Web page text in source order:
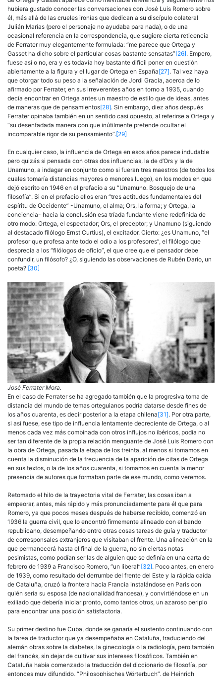
hubiera gustado conocer las conversaciones con José Luis Romero sobre
él, más allá de las crueles ironías que dedican a su discípulo colateral
Julián Marías (pero el personaje no ayudaba para nada), o de una
ocasional referencia en la correspondencia, que sugiere cierta reticencia
de Ferrater muy elegantemente formulada: “me parece que Ortega y
Gasset ha dicho sobre el particular cosas bastante sensatas”[26]. Empero,
fuese así o no, era y es todavía hoy bastante difícil poner en cuestión
abiertamente a la figura y el lugar de Ortega en España[27]. Tal vez haya
que otorgar todo su peso a la señalación de Jordi Gracia, acerca de lo
afirmado por Ferrater, en sus irreverentes años en torno a 1935, cuando
decía encontrar en Ortega antes un maestro de estilo que de ideas, antes
de maneras que de pensamientos[28]. Sin embargo, diez años después
Ferrater opinaba también en un sentido casi opuesto, al referirse a Ortega y
“su desenfadada manera con que inútilmente pretende ocultar el
incomparable rigor de su pensamiento”.[29]
En cualquier caso, la influencia de Ortega en esos años parece indudable
pero quizás si pensada con otras dos influencias, la de d’Ors y la de
Unamuno, a indagar en conjunto como si fueran tres maestros (de todos los
cuales tomaría distancias mayores o menores luego), en los modos en que
dejó escrito en 1946 en el prefacio a su “Unamuno. Bosquejo de una
filosofía”. Si en el prefacio ellos eran “tres actitudes fundamentales del
espíritu de Occidente” -Unamuno, el alma; Ors, la forma; y Ortega, la
conciencia- hacia la conclusión esa tríada fundante viene redefinida de
otro modo: Ortega, el espectador; Ors, el preceptor; y Unamuno (siguiendo
al destacado filólogo Ernst Curtius), el excitador. Cierto: ¿es Unamuno, “el
profesor que profesa ante todo el odio a los profesores”, el filólogo que
desprecia a los “filólogos de oficio”, el que cree que el pensador debe
confundir, un filósofo? ¿O, siguiendo las observaciones de Rubén Darío, un
poeta? [30]
José Ferrater Mora.
En el caso de Ferrater se ha agregado también que la progresiva toma de
distancia del mundo de temas orteguianos podría datarse desde fines de
los años cuarenta, es decir posterior a la etapa chilena[31]. Por otra parte,
si así fuese, ese tipo de influencia lentamente decreciente de Ortega, o al
menos cada vez más combinada con otros influjos no ibéricos, podía no
ser tan diferente de la propia relación menguante de José Luis Romero con
la obra de Ortega, pasada la etapa de los treinta, al menos si tomamos en
cuenta la disminución de la frecuencia de la aparición de citas de Ortega
en sus textos, o la de los años cuarenta, si tomamos en cuenta la menor
presencia de autores que formaban parte de ese mundo, como veremos.
Retomado el hilo de la trayectoria vital de Ferrater, las cosas iban a
empeorar, antes, más rápido y más pronunciadamente para él que para
Romero, ya que pocos meses después de haberse recibido, comenzó en
1936 la guerra civil, que lo encontró firmemente alineado con el bando
republicano, desempeñando entre otras cosas tareas de guía y traductor
de corresponsales extranjeros que visitaban el frente. Una alineación en la
que permanecerá hasta el final de la guerra, no sin ciertas notas
pesimistas, como podían ser las de alguien que se definía en una carta de
febrero de 1939 a Francisco Romero, “un liberal”[32]. Poco antes, en enero
de 1939, como resultado del derrumbe del frente del Este y la rápida caída
de Cataluña, cruzó la frontera hacia Francia instalándose en Paris con
quién sería su esposa (de nacionalidad francesa), y convirtiéndose en un
exiliado que debería iniciar pronto, como tantos otros, un azaroso periplo
para encontrar una posición satisfactoria.
Su primer destino fue Cuba, donde se ganaría el sustento continuando con
la tarea de traductor que ya desempeñaba en Cataluña, traduciendo del
alemán obras sobre la diabetes, la ginecología o la radiología, pero también
del francés, sin dejar de cultivar sus intereses filosóficos. También en
Cataluña había comenzado la traducción del diccionario de filosofía, por
entonces muy difundido, “Philosophisches Wörterbuch”, de Heinrich